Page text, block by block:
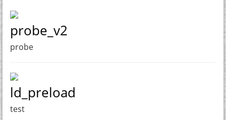
probe_v2
probe
ld_preload
test